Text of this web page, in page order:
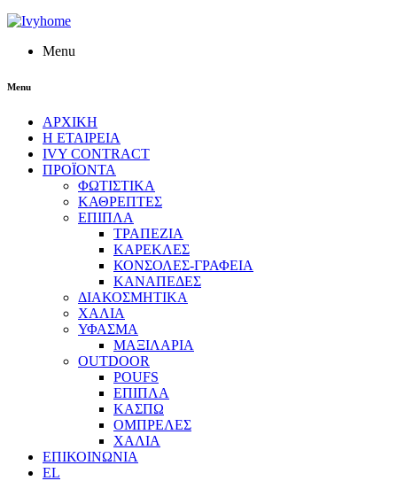
Menu
Menu
ΑΡΧΙΚΗ
Η ΕΤΑΙΡΕΙΑ
IVY CONTRACT
ΠΡΟΪΟΝΤΑ
ΦΩΤΙΣΤΙΚΑ
ΚΑΘΡΕΠΤΕΣ
ΕΠΙΠΛΑ
ΤΡΑΠΕΖΙΑ
ΚΑΡΕΚΛΕΣ
ΚΟΝΣΟΛΕΣ-ΓΡΑΦΕΙΑ
ΚΑΝΑΠΕΔΕΣ
ΔΙΑΚΟΣΜΗΤΙΚΑ
ΧΑΛΙΑ
ΥΦΑΣΜΑ
ΜΑΞΙΛΑΡΙΑ
OUTDOOR
POUFS
ΕΠΙΠΛΑ
ΚΑΣΠΩ
ΟΜΠΡΕΛΕΣ
ΧΑΛΙΑ
ΕΠΙΚΟΙΝΩΝΙΑ
EL